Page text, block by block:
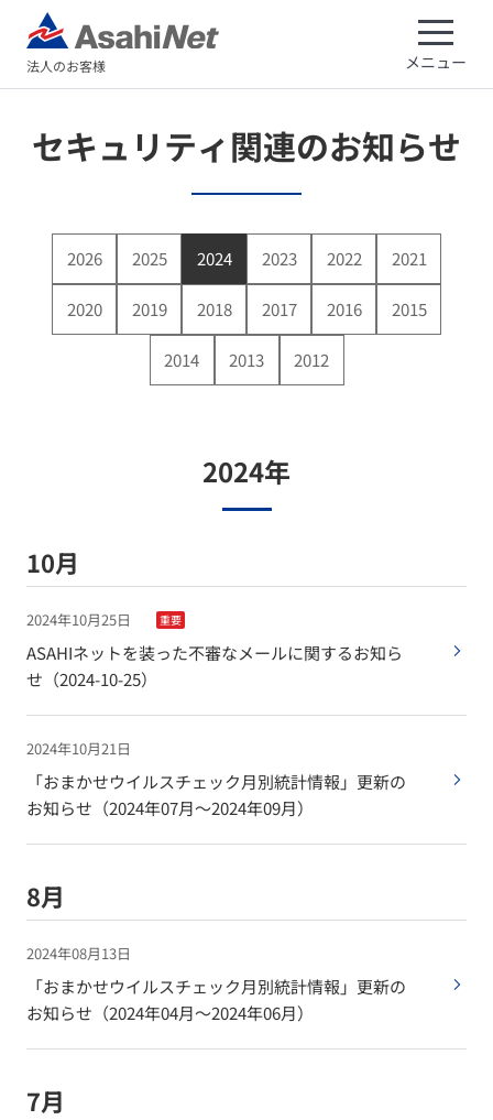
法人のお客様 メニュー
セキュリティ関連のお知らせ
2026 2025 2024 2023 2022 2021
2020 2019 2018 2017 2016 2015
2014 2013 2012
2024年
10月
2024年10月25日 重要
ASAHIネットを装った不審なメールに関するお知ら
せ（2024-10-25）
2024年10月21日
「おまかせウイルスチェック月別統計情報」更新の
お知らせ（2024年07月〜2024年09月）
8月
2024年08月13日
「おまかせウイルスチェック月別統計情報」更新の
お知らせ（2024年04月〜2024年06月）
7月